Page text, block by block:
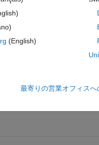
(English)
最寄りの営業オフィス